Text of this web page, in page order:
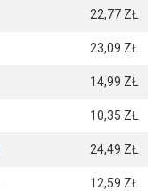
22,77 ZŁ
23,09 ZŁ
14,99 ZŁ
10,35 ZŁ
24,49 ZŁ
12,59 ZŁ